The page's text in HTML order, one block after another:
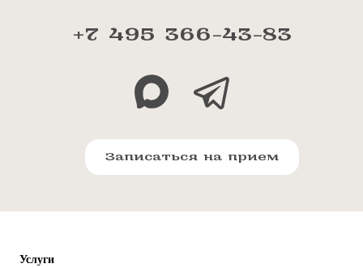
+7 495 366-43-83
Записаться на прием
Услуги